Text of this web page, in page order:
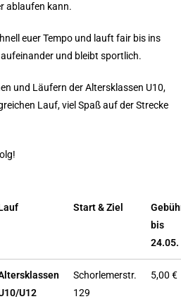
ablaufen kann.
euer Tempo und lauft fair bis ins
und bleibt sportlich.
und Läufern der Altersklassen U10,
Lauf, viel Spaß auf der Strecke
Start & Ziel
bis
24.05.
U12
Schorlemerstr.
129
5,00 €